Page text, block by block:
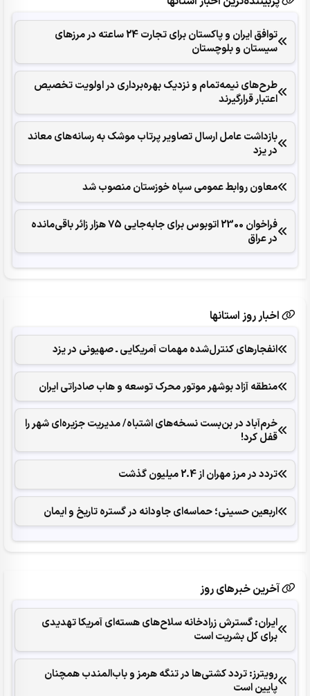
توافق ایران و پاکستان برای تجارت 24 ساعته در مرزهای
سیستان و بلوچستان
طرح‌های نیمه‌تمام و نزدیک بهره‌برداری در اولویت تخصیص
اعتبار قرارگیرند
بازداشت عامل ارسال تصاویر پرتاب موشک به رسانه‌های معاند
در یزد
معاون روابط عمومی سپاه خوزستان منصوب شد
فراخوان 2300 اتوبوس برای جابه‌جایی 75 هزار زائر باقی‌مانده
در عراق
اخبار روز استانها
انفجارهای ‌کنترل‌شده ‌مهمات آمریکایی ـ صهیونی در یزد
منطقه آزاد بوشهر موتور محرک توسعه و هاب صادراتی ایران
خرم‌آباد در بن‌بست نسخه‌های اشتباه/ مدیریت جزیره‌ای شهر را
قفل کرد‌!
تردد در مرز مهران از 2.4 میلیون گذشت
اربعین حسینی؛ حماسه‌ای جاودانه در گستره تاریخ و ایمان
آخرین خبرهای روز
ایران: گسترش زرادخانه سلاح‌های هسته‌ای آمریکا تهدیدی
برای کل بشریت است
رویترز: تردد کشتی‌ها در تنگه هرمز و باب‌المندب همچنان
پایین است